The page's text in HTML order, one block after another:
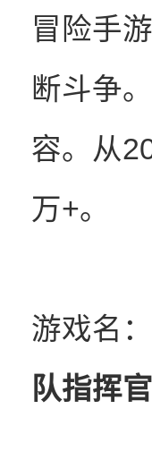
冒险手
断斗争
容。从
万+。
游戏名：
队指挥官